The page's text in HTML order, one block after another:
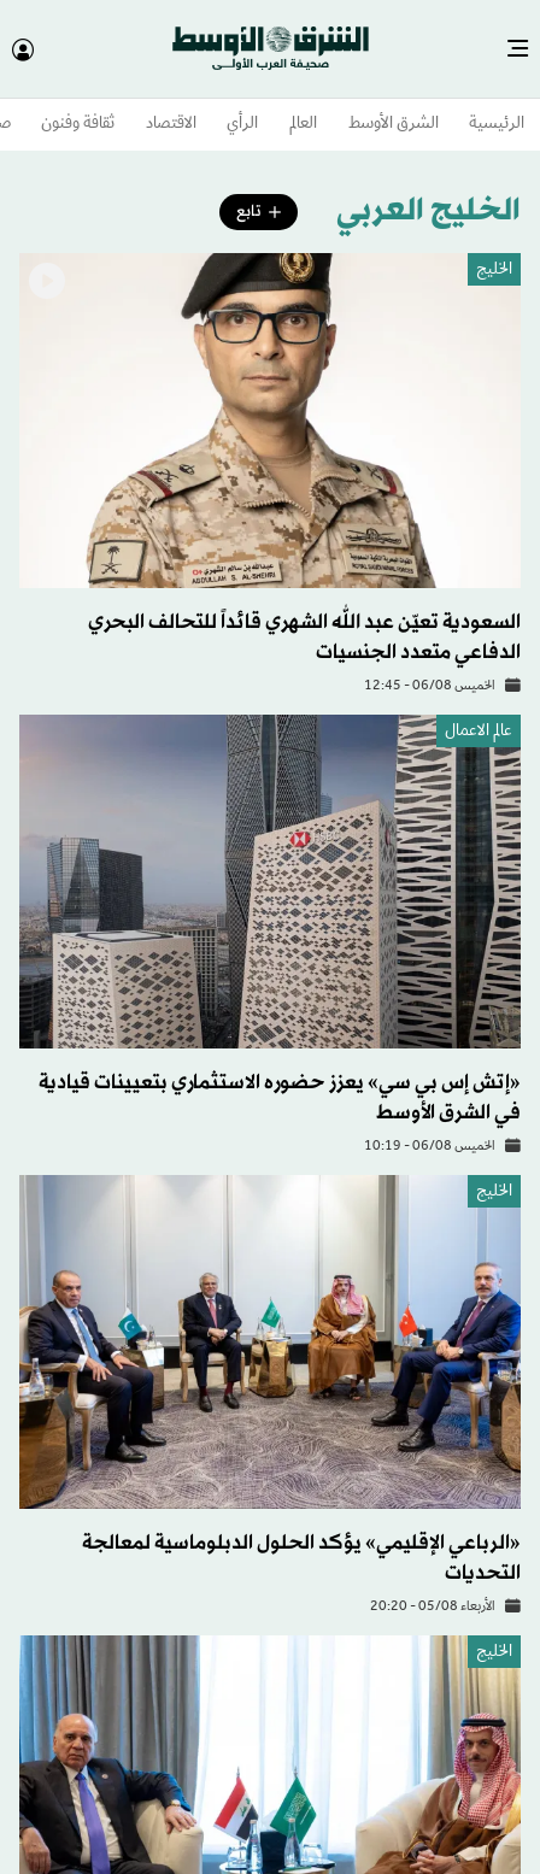
الرئيسية الشرق الأوسط​ العالم الرأي الاقتصاد ثقافة وفنون
الخليج العربي تابع
الخليج
السعودية تعيّن عبد الله الشهري قائداً للتحالف البحري
الدفاعي متعدد الجنسيات
الخميس 06/08 - 12:45
عالم الاعمال
«إتش إس بي سي» يعزز حضوره الاستثماري بتعيينات قيادية
في الشرق الأوسط
الخميس 06/08 - 10:19
الخليج
«الرباعي الإقليمي» يؤكد الحلول الدبلوماسية لمعالجة
التحديات
الأربعاء 05/08 - 20:20
الخليج